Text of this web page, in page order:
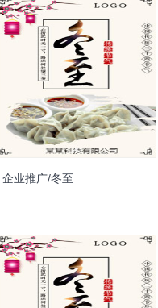
企业推广/冬至